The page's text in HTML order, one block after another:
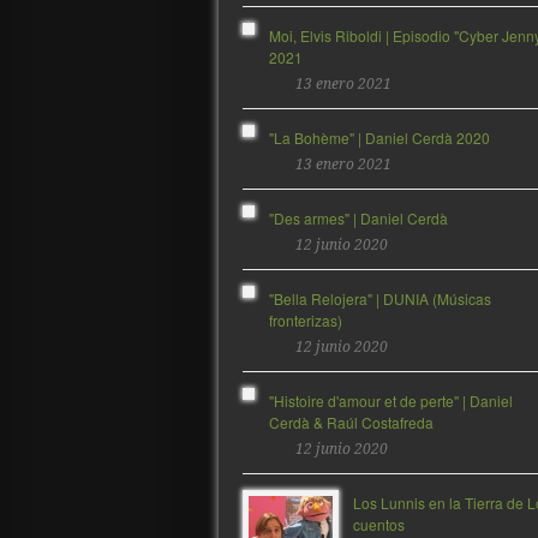
Moi, Elvis Riboldi | Episodio "Cyber
2021
13 enero 2021
"La Bohème" | Daniel Cerdà 2020
13 enero 2021
"Des armes" | Daniel Cerdà
12 junio 2020
"Bella Relojera" | DUNIA (Músicas
fronterizas)
12 junio 2020
"Histoire d'amour et de perte" | Daniel
Cerdà & Raúl Costafreda
12 junio 2020
Los Lunnis en la Tierra de
cuentos